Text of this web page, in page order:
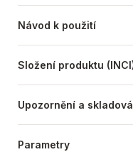
Návod k použití
Složení produktu
Upozornění a
Parametry